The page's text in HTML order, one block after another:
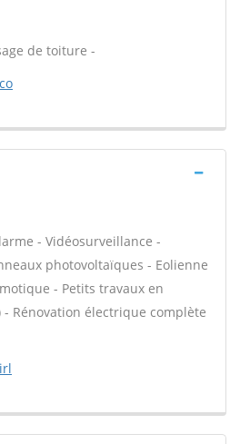
de toiture -
- Vidéosurveillance -
photovoltaïques - Eolienne
- Petits travaux en
Rénovation électrique complète